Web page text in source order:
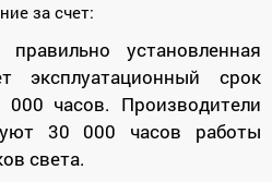
за счет:
правильно установленная
эксплуатационный срок
часов. Производители
30 000 часов работы
света.